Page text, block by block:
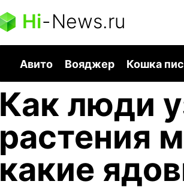
Hi-News.ru
Авито Вояджер Кошка
Как люди
растения
какие